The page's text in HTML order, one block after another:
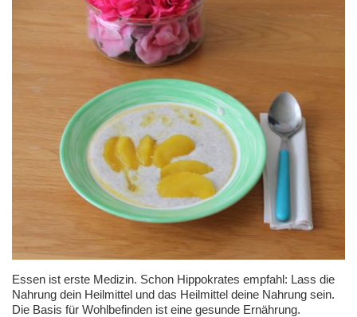
Essen ist erste Medizin. Schon Hippokrates empfahl: Lass die
Nahrung dein Heilmittel und das Heilmittel deine Nahrung sein.
Die Basis für Wohlbefinden ist eine gesunde Ernährung.